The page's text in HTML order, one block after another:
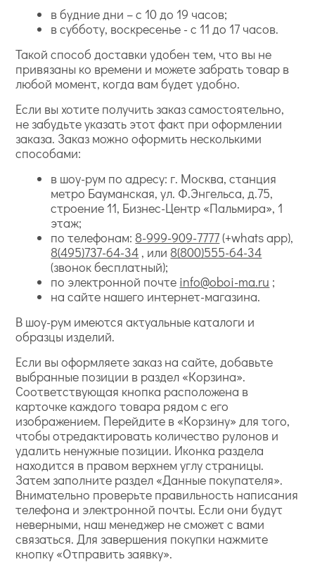
в будние дни – с 10 до 19 часов;
в субботу, воскресенье - с 11 до 17 часов.
Такой способ доставки удобен тем, что вы не
привязаны ко времени и можете забрать товар в
любой момент, когда вам будет удобно.
Если вы хотите получить заказ самостоятельно,
не забудьте указать этот факт при оформлении
заказа. Заказ можно оформить несколькими
способами:
в шоу-рум по адресу: г. Москва, станция
метро Бауманская, ул. Ф.Энгельса, д.75,
строение 11, Бизнес-Центр «Пальмира», 1
этаж;
по телефонам: 8-999-909-7777(+whats app),
8(495)737-64-34 , или 8(800)555-64-34
(звонок бесплатный);
по электронной почте info@oboi-ma.ru ;
на сайте нашего интернет-магазина.
В шоу-рум имеются актуальные каталоги и
образцы изделий.
Если вы оформляете заказ на сайте, добавьте
выбранные позиции в раздел «Корзина».
Соответствующая кнопка расположена в
карточке каждого товара рядом с его
изображением. Перейдите в «Корзину» для того,
чтобы отредактировать количество рулонов и
удалить ненужные позиции. Иконка раздела
находится в правом верхнем углу страницы.
Затем заполните раздел «Данные покупателя».
Внимательно проверьте правильность написания
телефона и электронной почты. Если они будут
неверными, наш менеджер не сможет с вами
связаться. Для завершения покупки нажмите
кнопку «Отправить заявку».